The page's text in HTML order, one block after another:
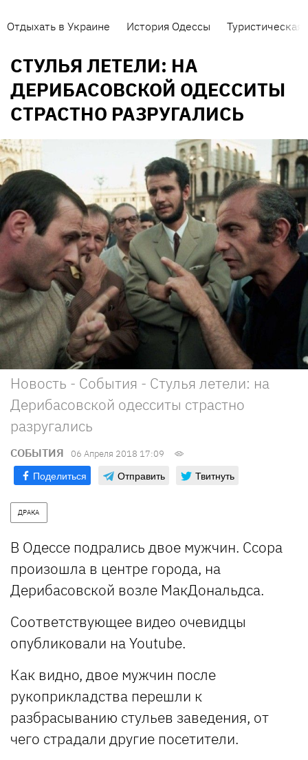
Отдыхать в Украине История Одессы Туристическая
СТУЛЬЯ ЛЕТЕЛИ: НА
ДЕРИБАСОВСКОЙ ОДЕССИТЫ
СТРАСТНО РАЗРУГАЛИСЬ
Новость - События - Стулья летели: на
Дерибасовской одесситы страстно
разругались
СОБЫТИЯ 06 Апреля 2018 17:09
Поделиться Отправить Твитнуть
ДРАКА
В Одессе подрались двое мужчин. Ссора
произошла в центре города, на
Дерибасовской возле МакДональдса.
Соответствующее видео очевидцы
опубликовали на Youtube.
Как видно, двое мужчин после
рукоприкладства перешли к
разбрасыванию стульев заведения, от
чего страдали другие посетители.